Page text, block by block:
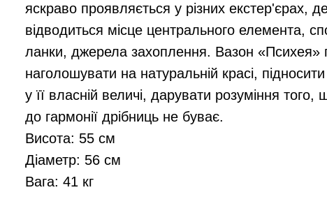
яскраво проявляється у різних екстер'єрах,
відводиться місце центрального елемента,
ланки, джерела захоплення. Вазон «Психея»
наголошувати на натуральній красі,
у її власній величі, дарувати розуміння того,
до гармонії дрібниць не буває.
Висота: 55 см
Діаметр: 56 см
Вага: 41 кг